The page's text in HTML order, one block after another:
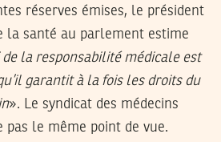
réserves émises, le président
la santé au parlement estime
la responsabilité médicale est
garantit à la fois les droits du
». Le syndicat des médecins
pas le même point de vue.